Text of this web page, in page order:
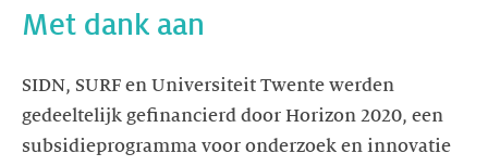
Met dank aan
SIDN, SURF en Universiteit Twente werden
gedeeltelijk gefinancierd door Horizon 2020, een
subsidieprogramma voor onderzoek en innovatie